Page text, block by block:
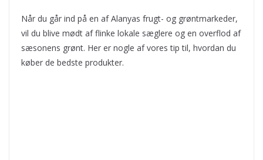
Når du går ind på en af Alanyas frugt- og grøntmarkeder,
vil du blive mødt af flinke lokale sæglere og en overflod af
sæsonens grønt. Her er nogle af vores tip til, hvordan du
køber de bedste produkter.